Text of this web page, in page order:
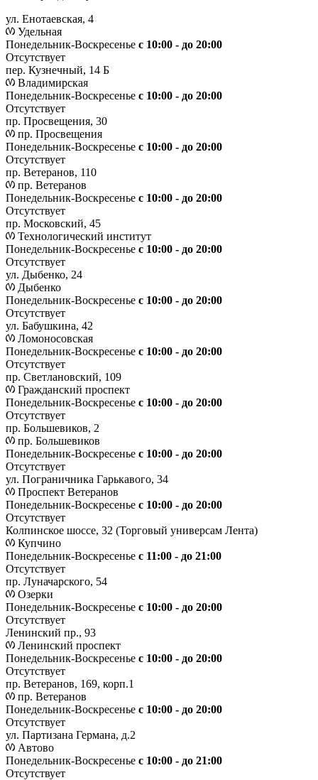
ул. Енотаевская, 4
Удельная
Понедельник-Воскресенье с 10:00 - до 20:00
Отсутствует
пер. Кузнечный, 14 Б
Владимирская
Понедельник-Воскресенье с 10:00 - до 20:00
Отсутствует
пр. Просвещения, 30
пр. Просвещения
Понедельник-Воскресенье c 10:00 - до 20:00
Отсутствует
пр. Ветеранов, 110
пр. Ветеранов
Понедельник-Воскресенье с 10:00 - до 20:00
Отсутствует
пр. Московский, 45
Технологический институт
Понедельник-Воскресенье с 10:00 - до 20:00
Отсутствует
ул. Дыбенко, 24
Дыбенко
Понедельник-Воскресенье с 10:00 - до 20:00
Отсутствует
ул. Бабушкина, 42
Ломоносовская
Понедельник-Воскресенье с 10:00 - до 20:00
Отсутствует
пр. Светлановский, 109
Гражданский проспект
Понедельник-Воскресенье с 10:00 - до 20:00
Отсутствует
пр. Большевиков, 2
пр. Большевиков
Понедельник-Воскресенье с 10:00 - до 20:00
Отсутствует
ул. Пограничника Гарькавого, 34
Проспект Ветеранов
Понедельник-Воскресенье с 10:00 - до 20:00
Отсутствует
Колпинское шоссе, 32 (Торговый универсам Лента)
Купчино
Понедельник-Воскресенье с 11:00 - до 21:00
Отсутствует
пр. Луначарского, 54
Озерки
Понедельник-Воскресенье с 10:00 - до 20:00
Отсутствует
Ленинский пр., 93
Ленинский проспект
Понедельник-Воскресенье с 10:00 - до 20:00
Отсутствует
пр. Ветеранов, 169, корп.1
пр. Ветеранов
Понедельник-Воскресенье с 10:00 - до 20:00
Отсутствует
ул. Партизана Германа, д.2
Автово
Понедельник-Воскресенье с 10:00 - до 21:00
Отсутствует